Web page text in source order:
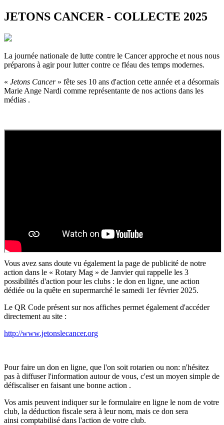
JETONS CANCER - COLLECTE 2025
La journée nationale de lutte contre le Cancer approche et nous nous
préparons à agir pour lutter contre ce fléau des temps modernes.
« Jetons Cancer » fête ses 10 ans d'action cette année et a désormais
Marie Ange Nardi comme représentante de nos actions dans les
médias .
Vous avez sans doute vu également la page de publicité de notre
action dans le « Rotary Mag » de Janvier qui rappelle les 3
possibilités d'action pour les clubs : le don en ligne, une action
dédiée ou la quête en supermarché le samedi 1er février 2025.
Le QR Code présent sur nos affiches permet également d'accéder
directement au site :
http://www.jetonslecancer.org
Pour faire un don en ligne, que l'on soit rotarien ou non: n'hésitez
pas à diffuser l'information autour de vous, c'est un moyen simple de
défiscaliser en faisant une bonne action .
Vos amis peuvent indiquer sur le formulaire en ligne le nom de votre
club, la déduction fiscale sera à leur nom, mais ce don sera
ainsi comptabilisé dans l'action de votre club.